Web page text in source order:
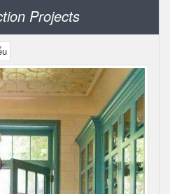
Projects